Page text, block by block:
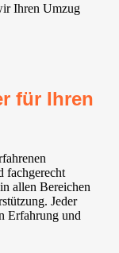
Ihren Umzug
für Ihren
fachgerecht
allen Bereichen
Jeder
Erfahrung und